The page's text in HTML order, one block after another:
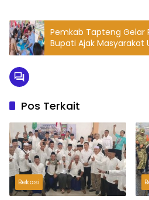
Pemkab Tapteng Gelar
Bupati Ajak Masyarakat
Pos Terkait
Bekasi